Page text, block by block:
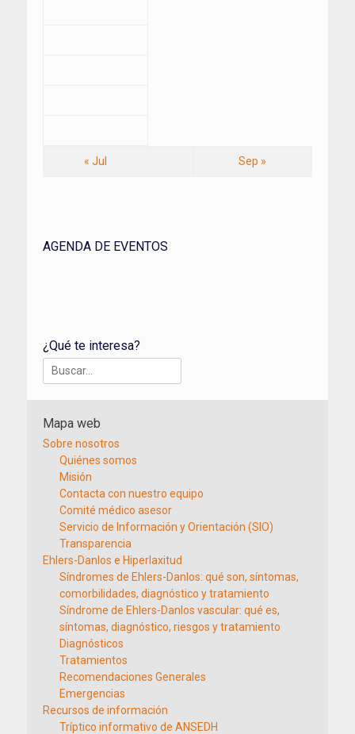
« Jul Sep »
AGENDA DE EVENTOS
¿Qué te interesa?
Buscar:
Mapa web
Sobre nosotros
Quiénes somos
Misión
Contacta con nuestro equipo
Comité médico asesor
Servicio de Información y Orientación (SIO)
Transparencia
Ehlers-Danlos e Hiperlaxitud
Síndromes de Ehlers-Danlos: qué son, síntomas,
comorbilidades, diagnóstico y tratamiento
Síndrome de Ehlers-Danlos vascular: qué es,
síntomas, diagnóstico, riesgos y tratamiento
Diagnósticos
Tratamientos
Recomendaciones Generales
Emergencias
Recursos de información
Tríptico informativo de ANSEDH